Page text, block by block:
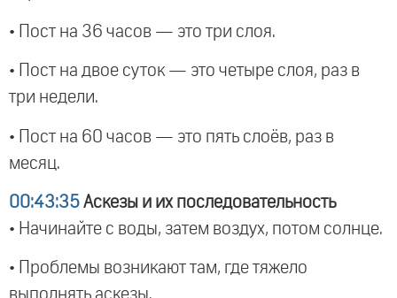
• Пост на 36 часов — это три слоя.
• Пост на двое суток — это четыре слоя, раз в
три недели.
• Пост на 60 часов — это пять слоёв, раз в
месяц.
00:43:35 Аскезы и их последовательность
• Начинайте с воды, затем воздух, потом солнце.
• Проблемы возникают там, где тяжело